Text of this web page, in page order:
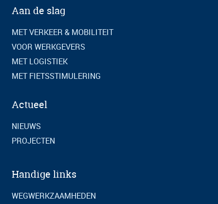
Aan de slag
MET VERKEER & MOBILITEIT
VOOR WERKGEVERS
MET LOGISTIEK
MET FIETSSTIMULERING
Actueel
NIEUWS
PROJECTEN
Handige links
WEGWERKZAAMHEDEN